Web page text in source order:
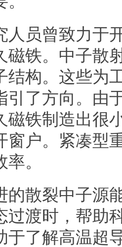
曾致力于开
磁铁。中子散
结构。这些为
引了方向。由
磁铁制造出很
窗户。紧凑型
。
裂中子源能
过渡时，帮助
于了解高温超